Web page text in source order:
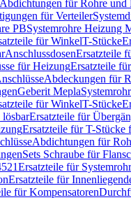
Abdichtungen für Rohre und
für Verteiler
PBSystemrohre Heizung
für WinkelT-Stücke
AnschlussdosenErsatzteile
für HeizungErsatzteile
Abdeckungen für
Geberit Mepla
für WinkelT-Stücke
Ersatzteile für
Ersatzteile für T-Stücke
Abdichtungen für
Sets Schraube für
Ersatzteile für
Ersatzteile für
für Kompensatoren